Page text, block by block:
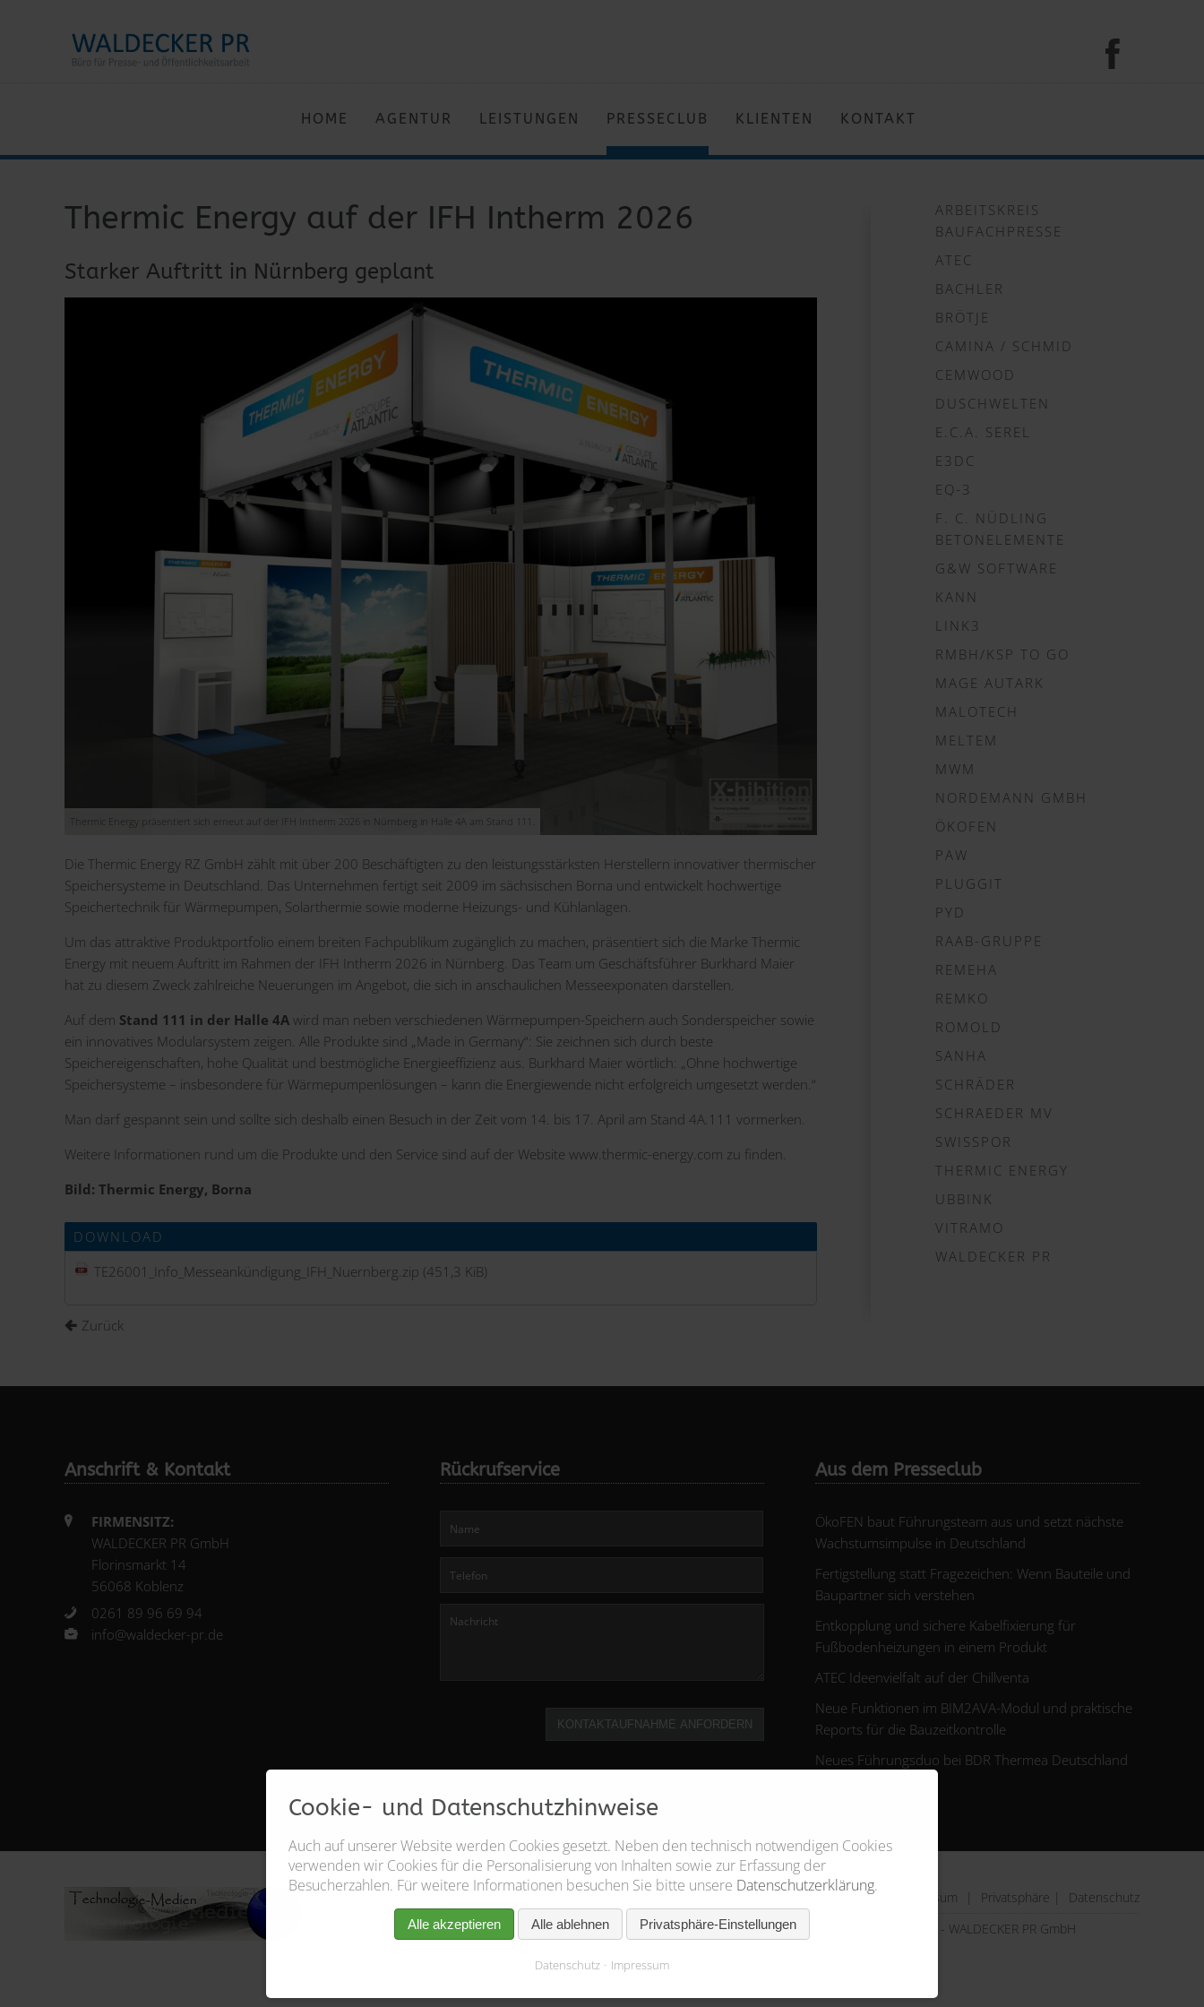
HOME AGENTUR LEISTUNGEN PRESSECLUB KLIENTEN KONTAKT
Thermic Energy auf der IFH Intherm 2026
Starker Auftritt in Nürnberg geplant
Thermic Energy präsentiert sich erneut auf der IFH Intherm 2026 in Nürnberg in Halle 4A am Stand 111.
Die Thermic Energy RZ GmbH zählt mit über 200 Beschäftigten zu den leistungsstärksten Herstellern innovativer thermischer
Speichersysteme in Deutschland. Das Unternehmen fertigt seit 2009 im sächsischen Borna und entwickelt hochwertige
Speichertechnik für Wärmepumpen, Solarthermie sowie moderne Heizungs- und Kühlanlagen.
Um das attraktive Produktportfolio einem breiten Fachpublikum zugänglich zu machen, präsentiert sich die Marke Thermic
Energy mit neuem Auftritt im Rahmen der IFH Intherm 2026 in Nürnberg. Das Team um Geschäftsführer Burkhard Maier
hat zu diesem Zweck zahlreiche Neuerungen im Angebot, die sich in anschaulichen Messeexponaten darstellen.
Auf dem Stand 111 in der Halle 4A wird man neben verschiedenen Wärmepumpen-Speichern auch Sonderspeicher sowie
ein innovatives Modularsystem zeigen. Alle Produkte sind „Made in Germany“: Sie zeichnen sich durch beste
Speichereigenschaften, hohe Qualität und bestmögliche Energieeffizienz aus. Burkhard Maier wörtlich: „Ohne hochwertige
Speichersysteme – insbesondere für Wärmepumpenlösungen – kann die Energiewende nicht erfolgreich umgesetzt werden.“
Man darf gespannt sein und sollte sich deshalb einen Besuch in der Zeit vom 14. bis 17. April am Stand 4A.111 vormerken.
Weitere Informationen rund um die Produkte und den Service sind auf der Website www.thermic-energy.com zu finden.
Bild: Thermic Energy, Borna
DOWNLOAD
TE26001_Info_Messeankündigung_IFH_Nuernberg.zip (451,3 KiB)
Zurück
ARBEITSKREIS
BAUFACHPRESSE
ATEC
BACHLER
BRÖTJE
CAMINA / SCHMID
CEMWOOD
DUSCHWELTEN
E.C.A. SEREL
E3DC
EQ-3
F. C. NÜDLING
BETONELEMENTE
G&W SOFTWARE
KANN
LINK3
RMBH/KSP TO GO
MAGE AUTARK
MALOTECH
MELTEM
MWM
NORDEMANN GMBH
ÖKOFEN
PAW
PLUGGIT
PYD
RAAB-GRUPPE
REMEHA
REMKO
ROMOLD
SANHA
SCHRÄDER
SCHRAEDER MV
SWISSPOR
THERMIC ENERGY
UBBINK
VITRAMO
WALDECKER PR
Anschrift & Kontakt
FIRMENSITZ:
WALDECKER PR GmbH
Florinsmarkt 14
56068 Koblenz
0261 89 96 69 94
info@waldecker-pr.de
Rückrufservice
KONTAKTAUFNAHME ANFORDERN
Aus dem Presseclub
ÖkoFEN baut Führungsteam aus und setzt nächste
Wachstumsimpulse in Deutschland
Fertigstellung statt Fragezeichen: Wenn Bauteile und
Baupartner sich verstehen
Entkopplung und sichere Kabelfixierung für
Fußbodenheizungen in einem Produkt
ATEC Ideenvielfalt auf der Chillventa
Neue Funktionen im BIM2AVA-Modul und praktische
Reports für die Bauzeitkontrolle
Neues Führungsduo bei BDR Thermea Deutschland
Impressum Privatsphäre
Datenschutz
© 2026 - WALDECKER PR GmbH
Cookie- und Datenschutzhinweise
Auch auf unserer Website werden Cookies gesetzt. Neben den technisch notwendigen Cookies
verwenden wir Cookies für die Personalisierung von Inhalten sowie zur Erfassung der
Besucherzahlen. Für weitere Informationen besuchen Sie bitte unsere Datenschutzerklärung.
Alle akzeptieren Alle ablehnen Privatsphäre-Einstellungen
Datenschutz Impressum